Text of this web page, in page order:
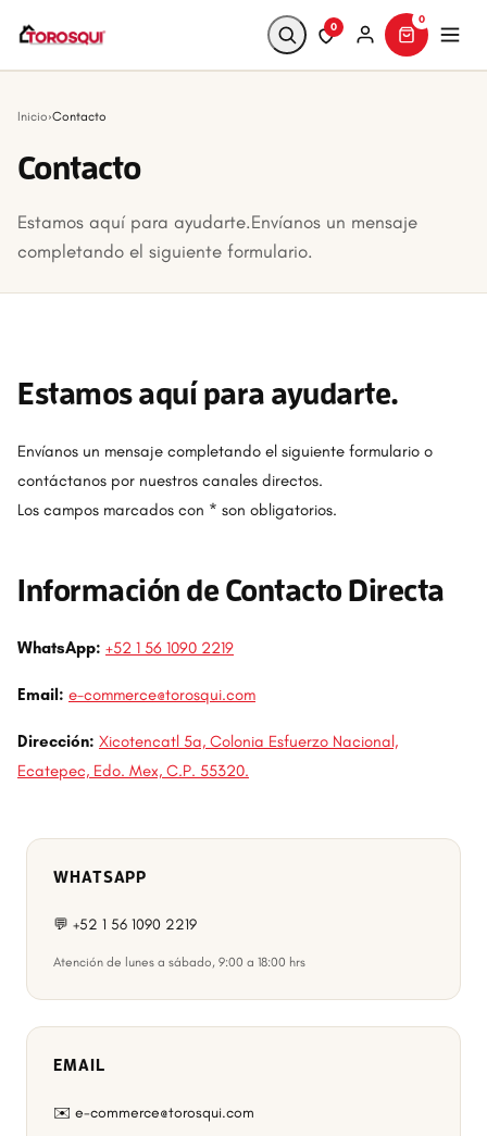
0
0
Inicio›Contacto
Contacto
Estamos aquí para ayudarte.Envíanos un mensaje
completando el siguiente formulario.
Estamos aquí para ayudarte.
Envíanos un mensaje completando el siguiente formulario o
contáctanos por nuestros canales directos.
Los campos marcados con * son obligatorios.
Información de Contacto Directa
WhatsApp: +52 1 56 1090 2219
Email: e-commerce@torosqui.com
Dirección: Xicotencatl 5a, Colonia Esfuerzo Nacional,
Ecatepec, Edo. Mex, C.P. 55320.
WHATSAPP
💬 +52 1 56 1090 2219
Atención de lunes a sábado, 9:00 a 18:00 hrs
EMAIL
✉️ e-commerce@torosqui.com